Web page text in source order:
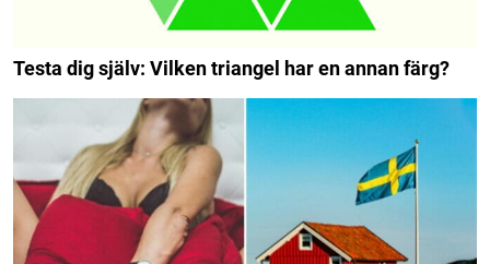
Testa dig själv: Vilken triangel har en annan färg?